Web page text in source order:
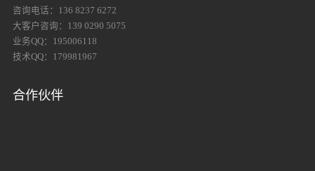
咨询电话：136 8237 6272
大客户咨询：139 0290 5075
业务QQ：195006118
技术QQ：179981967
合作伙伴